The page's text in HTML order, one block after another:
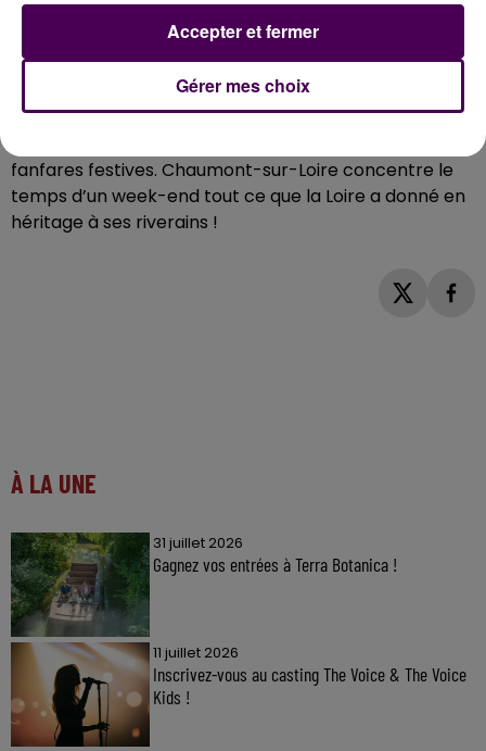
l’environnement.
sorte la néo-batellerie !". Au fil des stands, les
discussions s’amorcent très vite, alors que les
escalades s’intensifient sur un grand mât édifié pour
l’occasion à l’entrée du festival, et que l’ambiance
fanfares festives. Chaumont-sur-Loire concentre le
temps d’un week-end tout ce que la Loire a donné en
héritage à ses riverains !
À LA UNE
31 juillet 2026
Gagnez vos entrées à Terra Botanica !
11 juillet 2026
Inscrivez-vous au casting The Voice & The Voice
Kids !
Gérer mes choix
Accepter et fermer